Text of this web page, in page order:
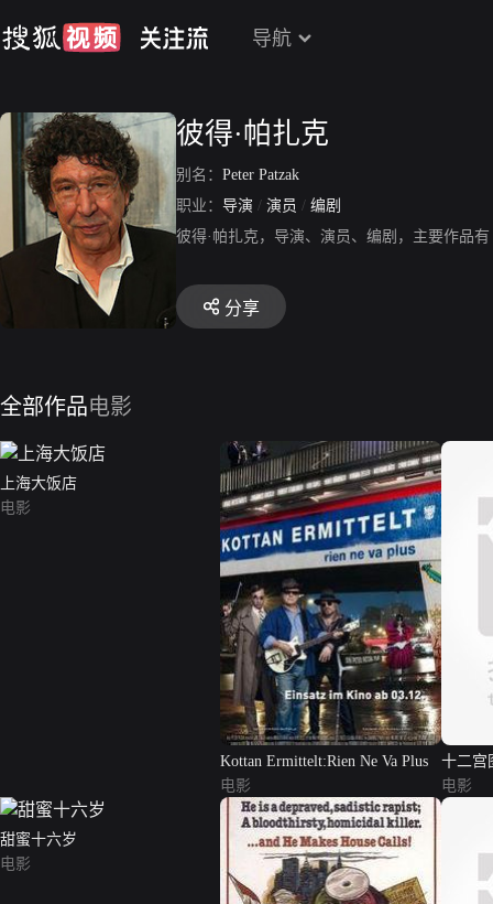
导航
彼得·帕扎克
别名： Peter Patzak
职业： 导演 / 演员 / 编剧
彼得·帕扎克，导演、演员、编剧，主要作品
分享
全部作品电影
上海大饭店
电影
Kottan Ermittelt:Rien Ne Va Plus
电影
十二宫
电影
甜蜜十六岁
电影